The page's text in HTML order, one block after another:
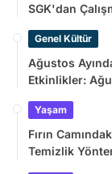
SGK'dan
Genel Kültür
Ağustos
Etkinlikler:
Yaşam
Fırın
Temizlik